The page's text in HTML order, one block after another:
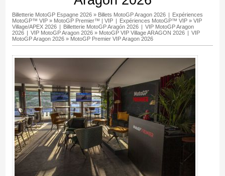
Billetterie MotoGP Espagne 2026» Billets MotoGP Aragon 2026 | Expériences
MotoGP™ VIP» MotoGP Premier™ | VIP | Expériences MotoGP™ VIP» VIP
Village/APEX 2026 | Billetterie MotoGP Aragón 2026 | VIP MotoGP Aragon
2026 | VIP MotoGP Aragon 2026» MotoGP VIP Village ARAGON 2026 | VIP
MotoGP Aragon 2026» MotoGP Premier VIP Aragon 2026